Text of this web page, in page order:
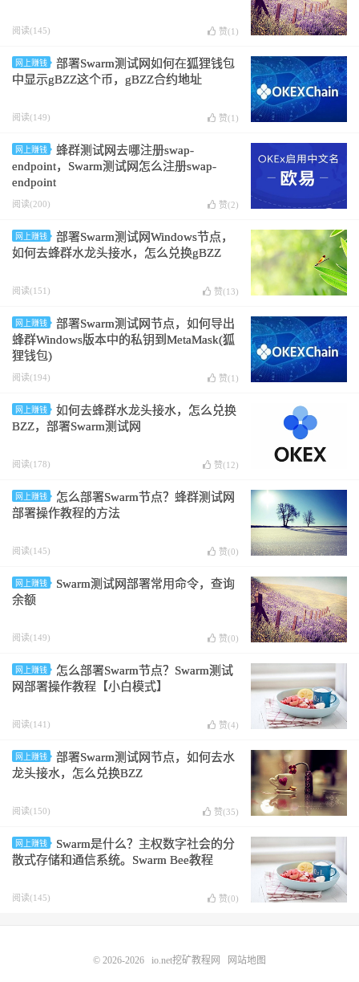
阅读(145) 赞(1 )
网上赚钱
部署Swarm测试网如何在狐狸钱包
中显示gBZZ这个币，gBZZ合约地址
阅读(149) 赞(1 )
网上赚钱
蜂群测试网去哪注册swap-
endpoint，Swarm测试网怎么注册swap-
endpoint
阅读(200) 赞(2)
网上赚钱
部署Swarm测试网Windows节点，
如何去蜂群水龙头接水，怎么兑换gBZZ
阅读(151) 赞(13)
网上赚钱
部署Swarm测试网节点，如何导出
蜂群Windows版本中的私钥到MetaMask(狐
狸钱包)
阅读(194) 赞(1 )
网上赚钱
如何去蜂群水龙头接水，怎么兑换
BZZ，部署Swarm测试网
阅读(178) 赞(12)
网上赚钱
怎么部署Swarm节点？蜂群测试网
部署操作教程的方法
阅读(145) 赞(0)
网上赚钱
Swarm测试网部署常用命令，查询
余额
阅读(149) 赞(0)
网上赚钱
怎么部署Swarm节点？Swarm测试
网部署操作教程【小白模式】
阅读(141) 赞(4)
网上赚钱
部署Swarm测试网节点，如何去水
龙头接水，怎么兑换BZZ
阅读(150) 赞(35)
网上赚钱
Swarm是什么？主权数字社会的分
散式存储和通信系统。Swarm Bee教程
阅读(145) 赞(0)
© 2026-2026 io.net挖矿教程网 网站地图